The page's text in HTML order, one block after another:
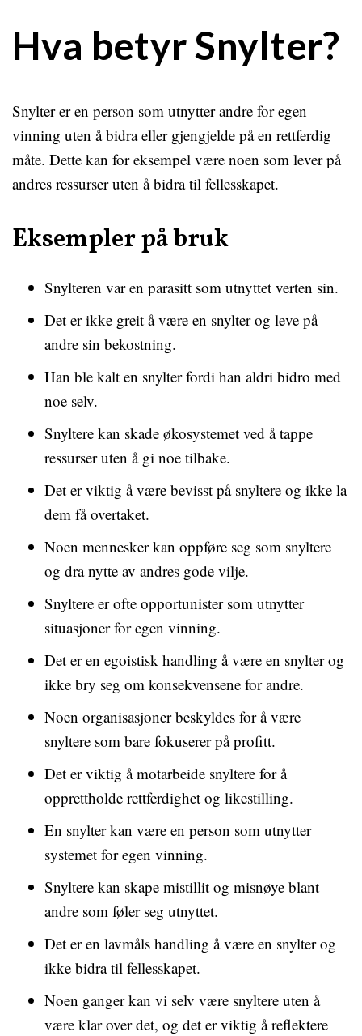
Hva betyr Snylter?
Snylter er en person som utnytter andre for egen
vinning uten å bidra eller gjengjelde på en rettferdig
måte. Dette kan for eksempel være noen som lever på
andres ressurser uten å bidra til fellesskapet.
Eksempler på bruk
Snylteren var en parasitt som utnyttet verten sin.
Det er ikke greit å være en snylter og leve på
andre sin bekostning.
Han ble kalt en snylter fordi han aldri bidro med
noe selv.
Snyltere kan skade økosystemet ved å tappe
ressurser uten å gi noe tilbake.
Det er viktig å være bevisst på snyltere og ikke la
dem få overtaket.
Noen mennesker kan oppføre seg som snyltere
og dra nytte av andres gode vilje.
Snyltere er ofte opportunister som utnytter
situasjoner for egen vinning.
Det er en egoistisk handling å være en snylter og
ikke bry seg om konsekvensene for andre.
Noen organisasjoner beskyldes for å være
snyltere som bare fokuserer på profitt.
Det er viktig å motarbeide snyltere for å
opprettholde rettferdighet og likestilling.
En snylter kan være en person som utnytter
systemet for egen vinning.
Snyltere kan skape mistillit og misnøye blant
andre som føler seg utnyttet.
Det er en lavmåls handling å være en snylter og
ikke bidra til fellesskapet.
Noen ganger kan vi selv være snyltere uten å
være klar over det, og det er viktig å reflektere